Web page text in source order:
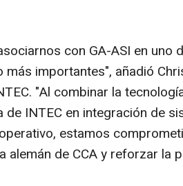
con GA-ASI en uno
importantes", añadió
"Al combinar la
de INTEC en integración de
estamos
alemán de CCA y reforzar la